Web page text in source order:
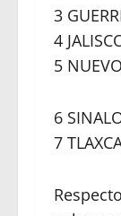
3
4
5
6
7